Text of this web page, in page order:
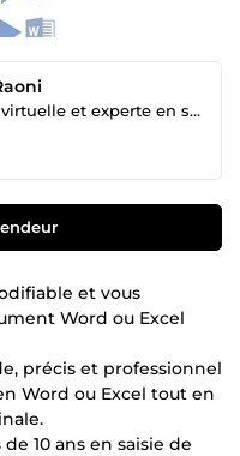
Je serai votre assistante virtuelle et experte en saisie de données
et vous
Word ou Excel
précis et professionnel
Word ou Excel tout en
10 ans en saisie de